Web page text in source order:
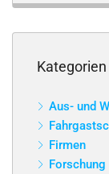
Kategorien
Aus- und
Firmen
Forschung